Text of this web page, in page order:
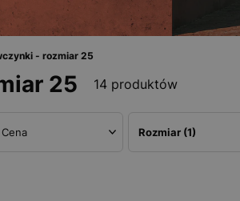
- rozmiar 25
25 14 produktów
Cena Rozmiar (1)